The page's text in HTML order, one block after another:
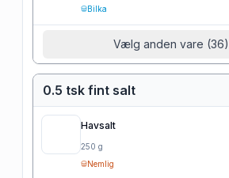
Bilka
Vælg anden vare (36)
0.5 tsk fint salt
Havsalt
250 g
Nemlig